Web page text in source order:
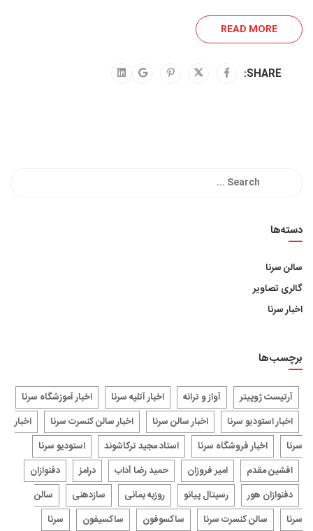
READ MORE
SHARE:
دسته‌ها
سالن سرنا
گالری تصاویر
اخبار سرنا
برچسب‌ها
آرتیست ژوپیتر آواز و ترانه اخبار آتلیه سرنا
اخبار آموزشگاه سرنا
اخبار استودیو سرنا
اخبار سالن سرنا اخبار سالن کنسرت سرنا
اخبار
سرنا
اخبار فروشگاه سرنا استاد مجید ترکاشوند
استودیو سرنا
افشین مقدم
امیر فروزان حمید رضا آداب درامز
دفنوازان
دفنوازان هور
رسیتال پیانو روزبه بمانی سازدهنی
سالن
سرنا
سالن کنسرت سرنا ساکسوفون ساکسیفون سرنا